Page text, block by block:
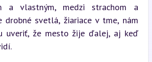
a vlastným, medzi strachom a
drobné svetlá, žiariace v tme, nám
uveriť, že mesto žije ďalej, aj keď